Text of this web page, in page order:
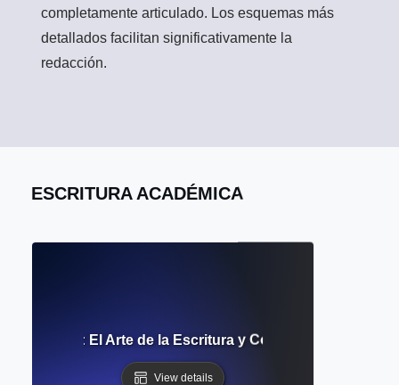
completamente articulado. Los esquemas más
detallados facilitan significativamente la
redacción.
ESCRITURA ACADÉMICA
la Retórica: El Arte de la Escritura y Comunicación
View details